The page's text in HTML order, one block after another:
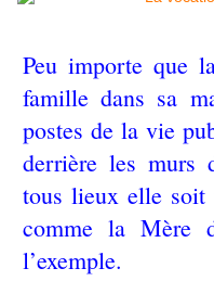
Peu importe que
famille dans sa
postes de la vie
derrière les murs
tous lieux elle soit
comme la Mère
l’exemple.